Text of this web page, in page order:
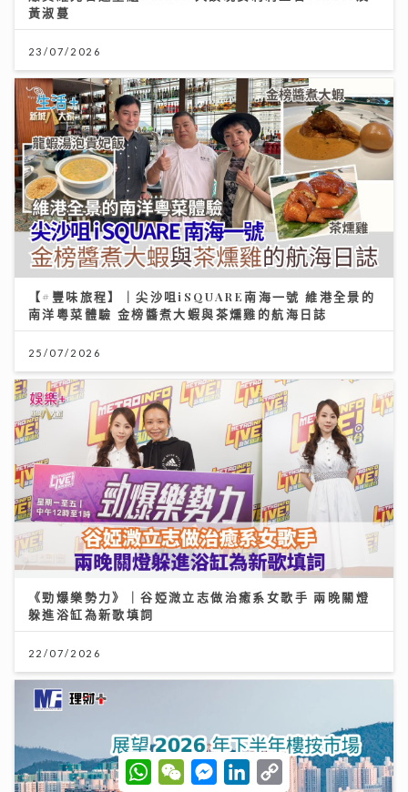
黃淑蔓
23/07/2026
【#豐味旅程】｜尖沙咀iSQUARE南海一號 維港全景的
南洋粵菜體驗 金榜醬煮大蝦與茶燻雞的航海日誌
25/07/2026
《勁爆樂勢力》｜谷婭溦立志做治癒系女歌手 兩晚關燈
躲進浴缸為新歌填詞
22/07/2026
W
h
W
e
M
e
L
C
o